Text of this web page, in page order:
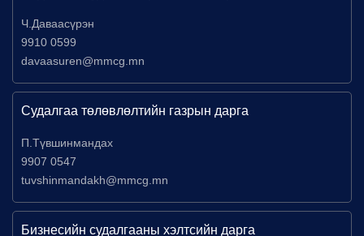
Ч.Даваасүрэн
9910 0599
davaasuren@mmcg.mn
Судалгаа төлөвлөлтийн газрын дарга
П.Түвшинмандах
9907 0547
tuvshinmandakh@mmcg.mn
Бизнесийн судалгааны хэлтсийн дарга